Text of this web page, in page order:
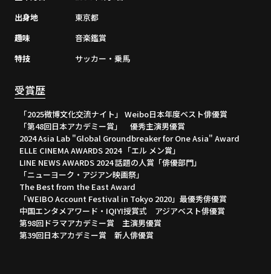
出身地
東京都
趣味
音楽鑑賞
特技
サッカー・乗馬
受賞歴
「2025微博文化交流ナイト」 Weibo日本年度ベスト俳優賞
「第48回日本アカデミー賞」 優秀主演男優賞
2024 Asia Lab "Global Groundbreaker for One Asia" Award
ELLE CINEMA AWARDS 2024 「エル メン賞」
LINE NEWS AWARDS 2024 話題の人賞「俳優部門」
「ニューヨーク・アジアン映画祭」
The Best from the East Award
「WEIBO Account Festival in Tokyo 2020」最優秀俳優賞
中国エンタメアワード・IQIYI授賞式 アジアベスト俳優賞
第98回ドラマアカデミー賞 主演男優賞
第39回日本アカデミー賞 新人俳優賞
利用規約 個人情報保護方針
お客さまへのお願い
掲載されているすべてのコンテンツ